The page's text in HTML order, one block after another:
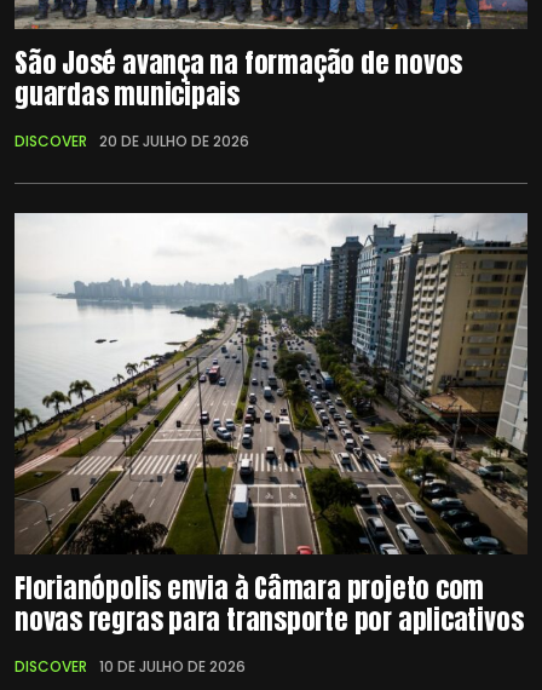
São José avança na formação de novos
guardas municipais
DISCOVER 20 DE JULHO DE 2026
Florianópolis envia à Câmara projeto com
novas regras para transporte por aplicativos
DISCOVER 10 DE JULHO DE 2026